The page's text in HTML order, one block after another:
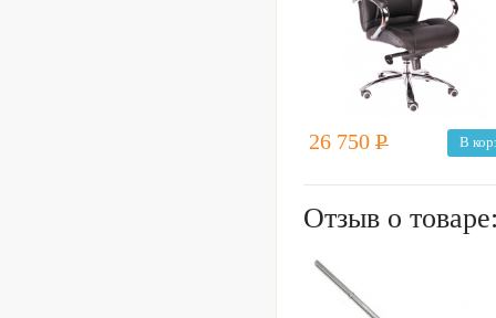
26 750 Р В
Отзыв о